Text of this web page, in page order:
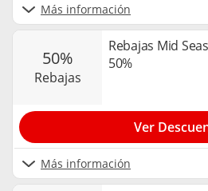
Más información
50%
rebajas
Rebajas Mid
50%
Más información
Ver